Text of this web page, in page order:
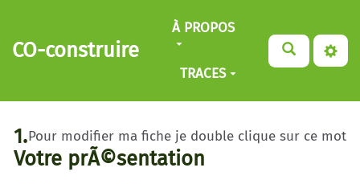
Aller au contenu principal
CO-construire
À PROPOS
TRACES
Pour modifier ma fiche je double clique sur ce mot
1.
Votre prÃ©sentation